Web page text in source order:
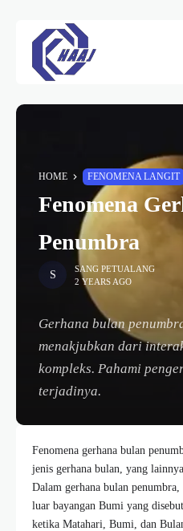
HOME FENOMENA LANGIT
Fenomena
Penumbra
SANG PETUALANG
2 YEARS AGO
Gerhana bulan
menakjubkan dari
kompleks. Pahami
terjadinya.
Fenomena gerhana bulan
jenis gerhana bulan, yang
Dalam gerhana bulan
luar bayangan Bumi yang
ketika Matahari, Bumi, dan